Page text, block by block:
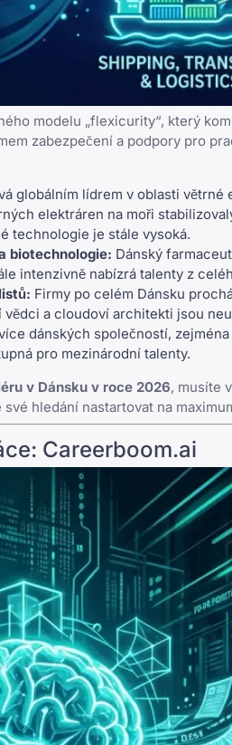
modelu „flexicurity“, který
zabezpečení a podpory pro
globálním lídrem v oblasti
elektráren na moři
technologie je stále vysoká.
biotechnologie: Dánský
intenzivně nabízrá talenty z
Firmy po celém Dánsku
a cloudoví architekti jsou
dánských společností,
pro mezinárodní talenty.
v Dánsku v roce 2026, musíte
hledání nastartovat na
Careerboom.ai